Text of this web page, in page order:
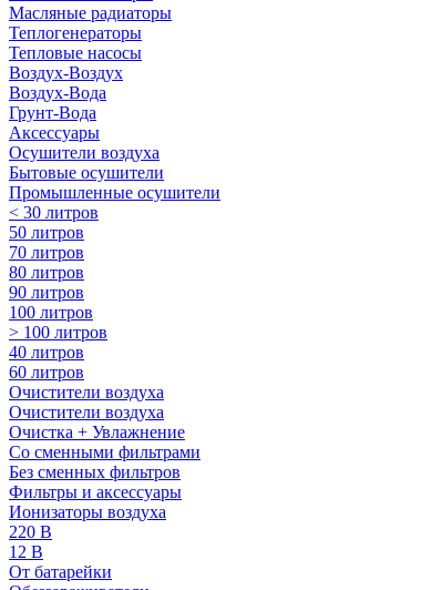
Масляные радиаторы
Теплогенераторы
Тепловые насосы
Воздух-Воздух
Воздух-Вода
Грунт-Вода
Аксессуары
Осушители воздуха
Бытовые осушители
Промышленные осушители
< 30 литров
50 литров
70 литров
80 литров
90 литров
100 литров
> 100 литров
40 литров
60 литров
Очистители воздуха
Очистители воздуха
Очистка + Увлажнение
Cо сменными фильтрами
Без сменных фильтров
Фильтры и аксессуары
Ионизаторы воздуха
220 В
12 В
От батарейки